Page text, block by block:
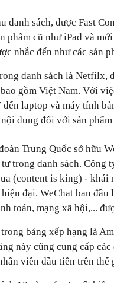
danh sách, được Fast
phẩm cũ như iPad và
nhắc đến như các sản
danh sách là Netfilx,
gồm Việt Nam. Với
laptop và máy tính
dung đối với sản
Trung Quốc sở hữu
trong danh sách. Công
(content is king) - khái
đại. WeChat ban
toán, mạng xã hội,...
bảng xếp hạng là
này cũng cung cấp
viên đầu tiên trên thế